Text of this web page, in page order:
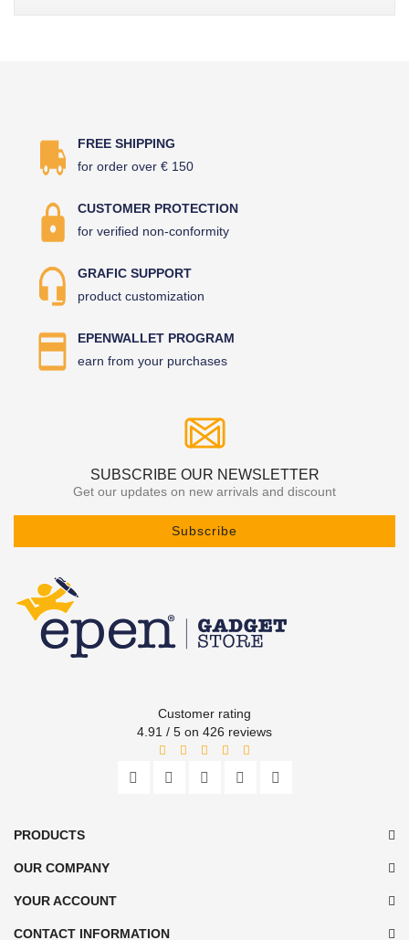
FREE SHIPPING
for order over € 150
CUSTOMER PROTECTION
for verified non-conformity
GRAFIC SUPPORT
product customization
EPENWALLET PROGRAM
earn from your purchases
SUBSCRIBE OUR NEWSLETTER
Get our updates on new arrivals and discount
Subscribe
Customer rating
4.91 / 5 on 426 reviews
PRODUCTS
OUR COMPANY
YOUR ACCOUNT
CONTACT INFORMATION